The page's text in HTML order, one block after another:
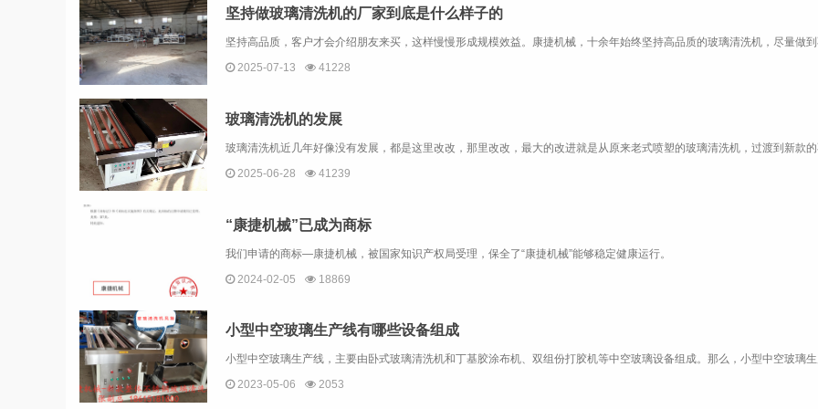
坚持做玻璃清洗机的厂家到底是什么样子的
2025-07-13
41228
玻璃清洗机的发展
2025-06-28
41239
“康捷机械”已成为商标
我们申请的商标—康捷机械，被国家知识产权局受理，保全了“康捷机械”能够稳定健康运行。
2024-02-05
18869
小型中空玻璃生产线有哪些设备组成
2023-05-06
2053